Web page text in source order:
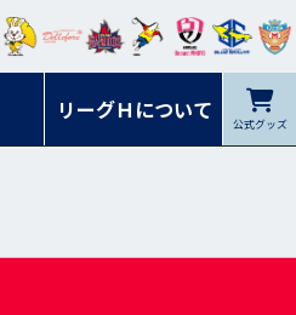
リーグＨについて 公式グッズ
オレ
ット
ツ
フォ
ーレ
岡山
イプ
ルレ
ッズ
シラ トピ
ンデ
ィー
クヤ
鹿児
島